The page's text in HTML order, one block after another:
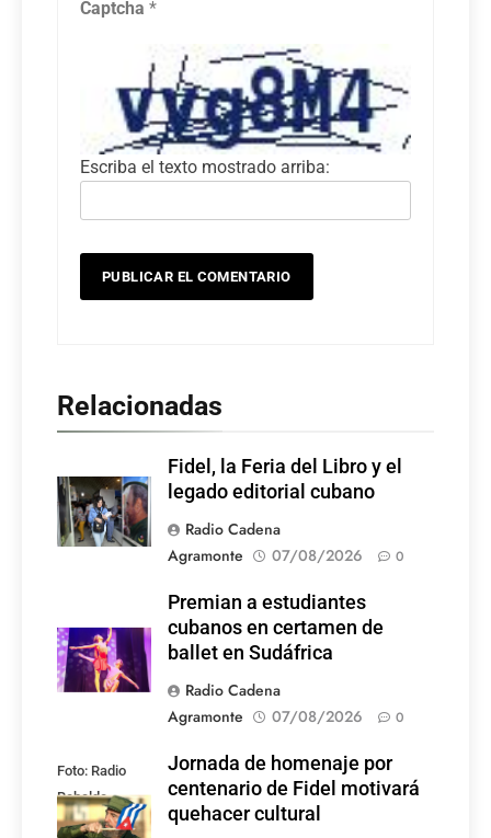
Captcha *
Escriba el texto mostrado arriba:
Relacionadas
Fidel, la Feria del Libro y el
legado editorial cubano
Radio Cadena
Agramonte
07/08/2026 0
Premian a estudiantes
cubanos en certamen de
ballet en Sudáfrica
Radio Cadena
Agramonte
07/08/2026 0
Foto: Radio
Rebelde
Jornada de homenaje por
centenario de Fidel motivará
quehacer cultural